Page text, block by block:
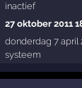
inactief
27 oktober 2011
donderdag 7 april
systeem